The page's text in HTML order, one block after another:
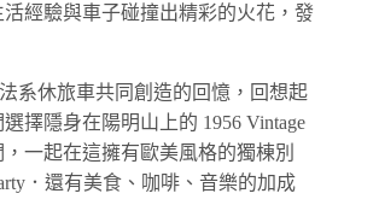
經驗與車子碰撞出精彩的火花，發
系休旅車共同創造的回憶，回想起
擇隱身在陽明山上的 1956 Vintage
一起在這擁有歐美風格的獨棟別
．還有美食、咖啡、音樂的加成